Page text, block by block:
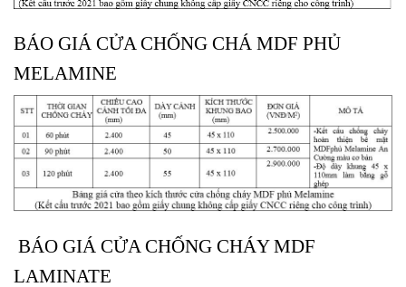
BÁO GIÁ CỬA CHỐNG CHÁ MDF PHỦ
MELAMINE
BÁO GIÁ CỬA CHỐNG CHÁY MDF
LAMINATE